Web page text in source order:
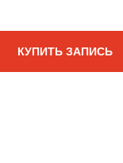
КУПИТЬ ЗАПИСЬ